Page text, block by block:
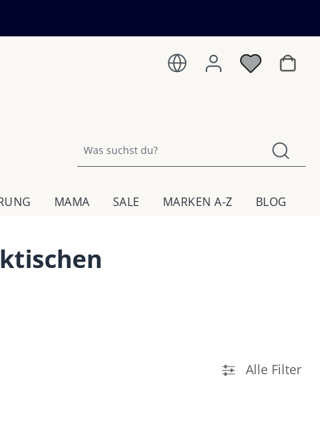
MAMA SALE MARKEN A-Z BLOG
Alle Filter